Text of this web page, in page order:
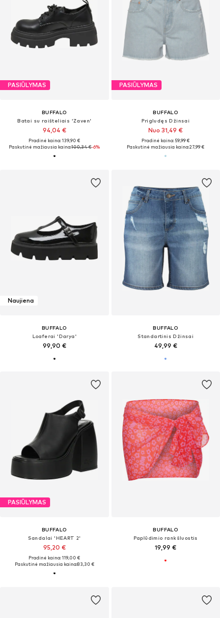
PASIŪLYMAS
BUFFALO
Batai su raišteliais 'Zaven'
94,04 €
Pradinė kaina: 139,90 €
Paskutinė mažiausia kaina:100,34 €-6%
PASIŪLYMAS
BUFFALO
Prigludęs Džinsai
Nuo 31,49 €
Pradinė kaina: 59,99 €
Paskutinė mažiausia kaina:27,99 €
Naujiena
BUFFALO
Loaferai 'Darya'
99,90 €
BUFFALO
Standartinis Džinsai
49,99 €
PASIŪLYMAS
BUFFALO
Sandalai 'HEART 2'
95,20 €
Pradinė kaina: 119,00 €
Paskutinė mažiausia kaina:83,30 €
BUFFALO
Paplūdimio rankšluostis
19,99 €